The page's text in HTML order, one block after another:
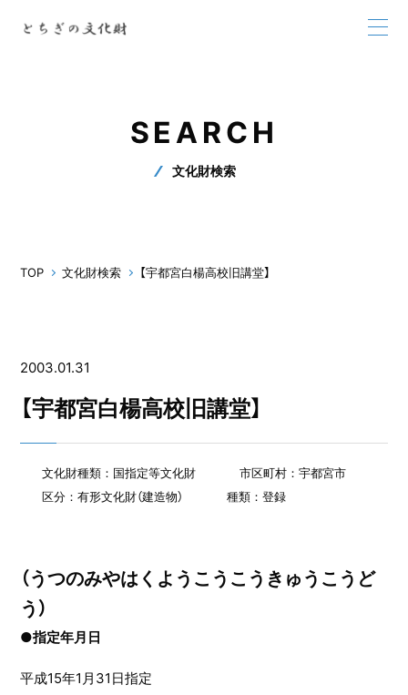
SEARCH
文化財検索
TOP 文化財検索 【宇都宮白楊高校旧講堂】
2003.01.31
【宇都宮白楊高校旧講堂】
文化財種類：国指定等文化財
市区町村：宇都宮市
区分：有形文化財（建造物）
種類：登録
（うつのみやはくようこうこうきゅうこうど
う）
●指定年月日
平成15年1月31日指定